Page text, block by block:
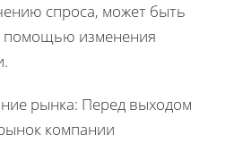
спроса, может быть
помощью изменения
рынка: Перед выходом
компании